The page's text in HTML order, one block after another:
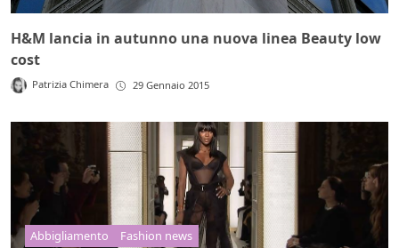
H&M lancia in autunno una nuova linea Beauty low
cost
Patrizia Chimera 29 Gennaio 2015
Abbigliamento Fashion news